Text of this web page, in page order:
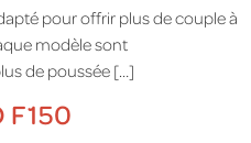
pour offrir plus de couple à
modèle sont
de poussée […]
F150